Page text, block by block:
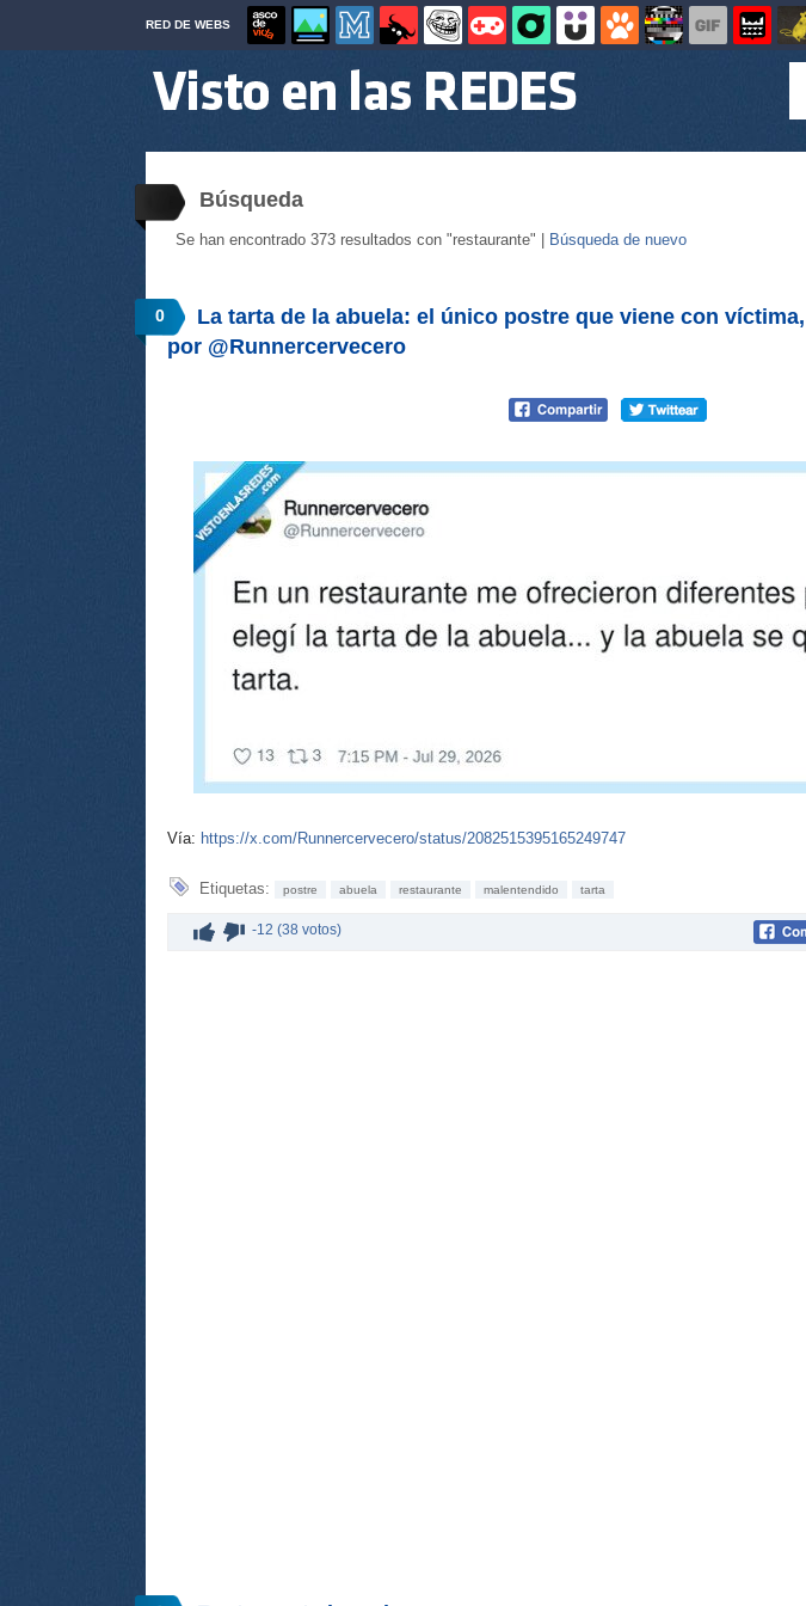
RED DE WEBS
Búsqueda
Se han encontrado 373 resultados con "restaurante" | Búsqueda de nuevo
0
La tarta de la abuela: el único postre que viene con víctima,
por @Runnercervecero
Vía: https://x.com/Runnercervecero/status/2082515395165249747
Etiquetas: postre abuela restaurante malentendido tarta
-12 (38 votos)